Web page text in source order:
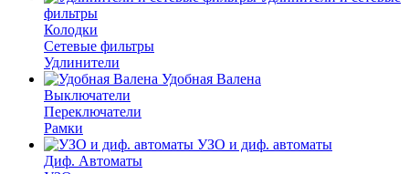
фильтры
Колодки
Сетевые фильтры
Удлинители
Удобная Валена
Выключатели
Переключатели
Рамки
УЗО и диф. автоматы
Диф. Автоматы